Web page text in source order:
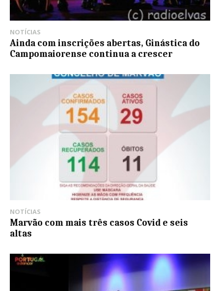
NOTÍCIAS
Ainda com inscrições abertas, Ginástica do
Campomaiorense continua a crescer
NOTÍCIAS
Marvão com mais três casos Covid e seis
altas